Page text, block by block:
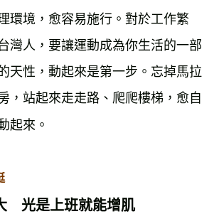
環境，愈容易施行。對於工作繁
灣人，要讓運動成為你生活的一部
天性，動起來是第一步。忘掉馬拉
，站起來走走路、爬爬樓梯，愈自
起來。
光是上班就能增肌